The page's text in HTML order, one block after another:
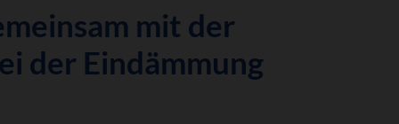
mit der
der Eindämmung